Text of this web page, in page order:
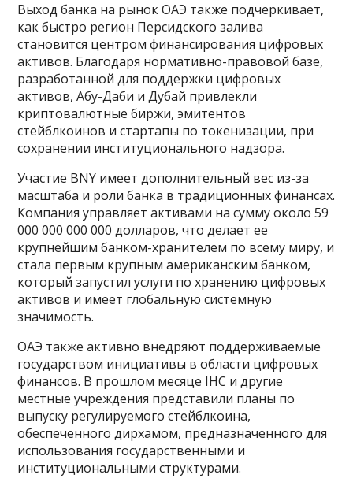
Выход банка на рынок ОАЭ также подчеркивает,
как быстро регион Персидского залива
становится центром финансирования цифровых
активов. Благодаря нормативно-правовой базе,
разработанной для поддержки цифровых
активов, Абу-Даби и Дубай привлекли
криптовалютные биржи, эмитентов
стейблкоинов и стартапы по токенизации, при
сохранении институционального надзора.
Участие BNY имеет дополнительный вес из-за
масштаба и роли банка в традиционных финансах.
Компания управляет активами на сумму около 59
000 000 000 000 долларов, что делает ее
крупнейшим банком-хранителем по всему миру, и
стала первым крупным американским банком,
который запустил услуги по хранению цифровых
активов и имеет глобальную системную
значимость.
ОАЭ также активно внедряют поддерживаемые
государством инициативы в области цифровых
финансов. В прошлом месяце IHC и другие
местные учреждения представили планы по
выпуску регулируемого стейблкоина,
обеспеченного дирхамом, предназначенного для
использования государственными и
институциональными структурами.